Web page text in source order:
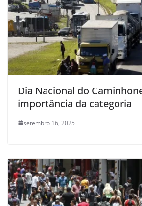
Dia Nacional do
importância da categoria
setembro 16, 2025